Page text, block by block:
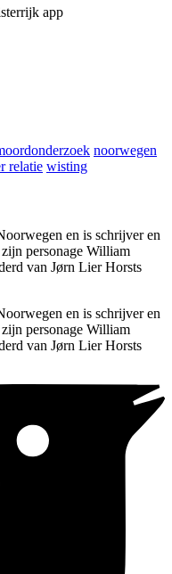
app
noorwegen
relatie wisting
en is schrijver en
personage William
van Jørn Lier Horsts
en is schrijver en
personage William
van Jørn Lier Horsts